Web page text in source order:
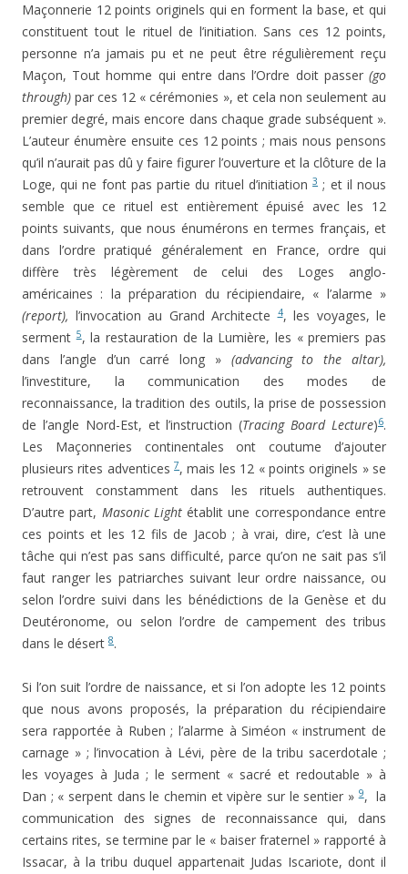
Maçonnerie 12 points originels qui en forment la base, et qui
constituent tout le rituel de l’initiation. Sans ces 12 points,
personne n’a jamais pu et ne peut être régulièrement reçu
Maçon, Tout homme qui entre dans l’Ordre doit passer (go
through) par ces 12 « cérémonies », et cela non seulement au
premier degré, mais encore dans chaque grade subsé­quent ».
L’auteur énumère ensuite ces 12 points ; mais nous pensons
qu’il n’aurait pas dû y faire figurer l’ouverture et la clôture de la
Loge, qui ne font pas partie du rituel d’ini­tiation3 ; et il nous
semble que ce rituel est entièrement épuisé avec les 12
points suivants, que nous énumérons en termes français, et
dans l’ordre pratiqué généralement en France, ordre qui
diffère très légèrement de celui des Loges anglo-
américaines : la préparation du récipiendaire, « l’alarme »
(report), l’invocation au Grand Architecte4, les voyages, le
serment5, la restauration de la Lumière, les « premiers pas
dans l’angle d’un carré long » (advancing to the altar),
l’investiture, la communication des modes de
reconnaissance, la tradition des outils, la prise de possession
de l’angle Nord-Est, et l’instruction (Tracing Board Lecture)6.
Les Maçonneries continentales ont coutume d’ajouter
plusieurs rites adventices7, mais les 12 « points originels » se
retrouvent constamment dans les rituels authentiques.
D’autre part, Masonic Lightétablit une correspondance entre
ces points et les 12 fils de Jacob ; à vrai, dire, c’est là une
tâche qui n’est pas sans difficulté, parce qu’on ne sait pas s’il
faut ranger les patriarches suivant leur ordre naissance, ou
selon l’ordre suivi dans les bénédictions de la Genèse et du
Deutéronome, ou selon l’ordre de campement des tribus
dans le désert 8.
Si l’on suit l’ordre de naissance, et si l’on adopte les 12 points
que nous avons proposés, la préparation du récipiendaire
sera rapportée à Ruben ; l’alarme à Siméon « instrument de
carnage » ; l’invocation à Lévi, père de la tribu sacerdotale ;
les voyages à Juda ; le serment « sacré et redoutable » à
Dan ; « serpent dans le chemin et vipère sur le sentier »9, la
communication des signes de reconnaissance qui, dans
certains rites, se termine par le « baiser fraternel » rapporté à
Issacar, à la tribu duquel appartenait Judas Iscariote, dont il